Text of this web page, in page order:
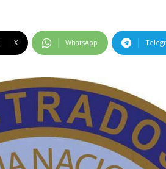
X WhatsApp